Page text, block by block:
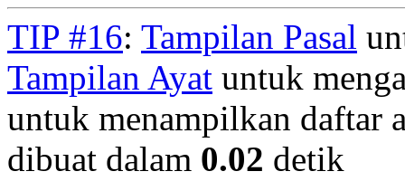
TIP #16: Tampilan Pasal
Tampilan Ayat untuk
untuk menampilkan daftar
dibuat dalam 0.02 detik